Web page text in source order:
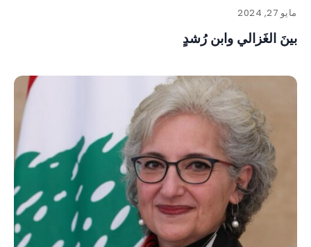
مايو 27, 2024
بينَ الغَزالي وابن رُشدٍ